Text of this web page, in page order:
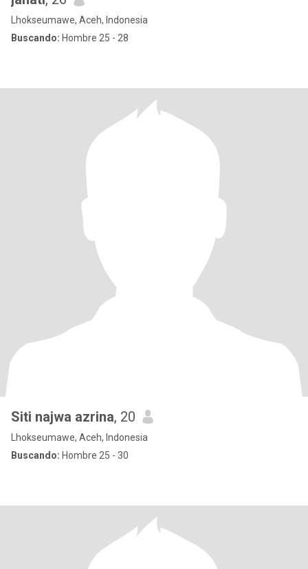
Lhokseumawe, Aceh, Indonesia
Buscando: Hombre 25 - 28
Siti najwa azrina, 20
Lhokseumawe, Aceh, Indonesia
Buscando: Hombre 25 - 30